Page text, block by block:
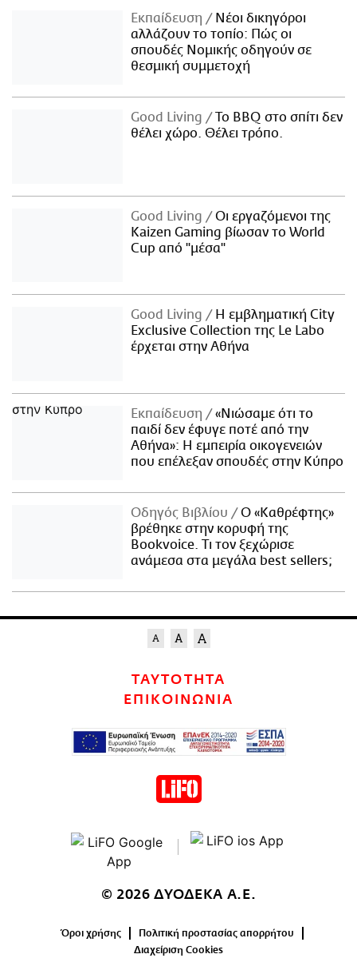
Εκπαίδευση
Νέοι δικηγόροι
αλλάζουν το τοπίο: Πώς οι
σπουδές Νομικής οδηγούν σε
θεσμική συμμετοχή
Good Living
Το BBQ στο σπίτι δεν
θέλει χώρο. Θέλει τρόπο.
Good Living
Οι εργαζόμενοι της
Kaizen Gaming βίωσαν το World
Cup από "μέσα"
Good Living
Η εμβληματική City
Exclusive Collection της Le Labo
έρχεται στην Αθήνα
Εκπαίδευση
«Νιώσαμε ότι το
παιδί δεν έφυγε ποτέ από την
Αθήνα»: Η εμπειρία οικογενειών
που επέλεξαν σπουδές στην Κύπρο
Οδηγός Βιβλίου
Ο «Καθρέφτης»
βρέθηκε στην κορυφή της
Bookvoice. Τι τον ξεχώρισε
ανάμεσα στα μεγάλα best sellers;
ΤΑΥΤΟΤΗΤΑ
ΕΠΙΚΟΙΝΩΝΙΑ
© 2026 ΔΥΟΔΕΚΑ Α.Ε.
Όροι χρήσης
Πολιτική προστασίας απορρήτου
Διαχείριση Cookies